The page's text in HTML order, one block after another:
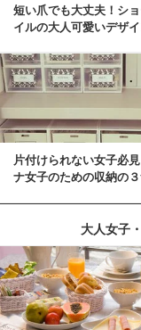
短い爪でも大丈夫！シ
イルの大人可愛いデザ
片付けられない女子必
ナ女子のための収納の
大人女子